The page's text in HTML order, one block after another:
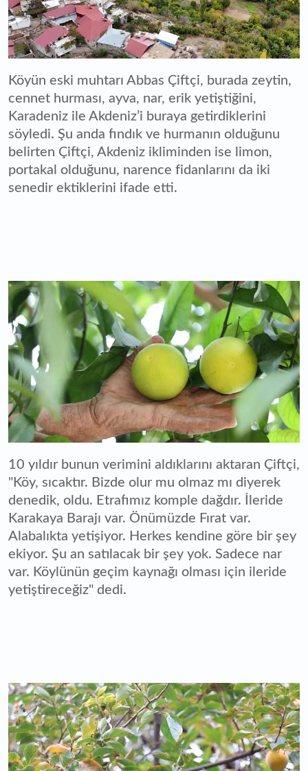
Köyün eski muhtarı Abbas Çiftçi, burada zeytin,
cennet hurması, ayva, nar, erik yetiştiğini,
Karadeniz ile Akdeniz’i buraya getirdiklerini
söyledi. Şu anda fındık ve hurmanın olduğunu
belirten Çiftçi, Akdeniz ikliminden ise limon,
portakal olduğunu, narence fidanlarını da iki
senedir ektiklerini ifade etti.
10 yıldır bunun verimini aldıklarını aktaran Çiftçi,
"Köy, sıcaktır. Bizde olur mu olmaz mı diyerek
denedik, oldu. Etrafımız komple dağdır. İleride
Karakaya Barajı var. Önümüzde Fırat var.
Alabalıkta yetişiyor. Herkes kendine göre bir şey
ekiyor. Şu an satılacak bir şey yok. Sadece nar
var. Köylünün geçim kaynağı olması için ileride
yetiştireceğiz" dedi.